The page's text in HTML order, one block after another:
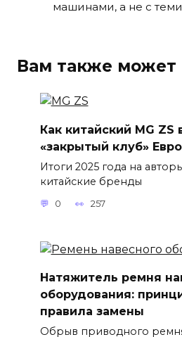
машинами, а не с
Вам также может
Как китайский MG ZS
«закрытый клуб»
Итоги 2025 года на
китайские бренды
0 257
Натяжитель ремня
оборудования:
правила замены
Обрыв приводного